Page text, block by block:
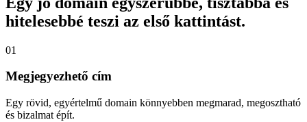
hitelesebbé teszi az első kattintást.
01
Megjegyezhető cím
Egy rövid, egyértelmű domain könnyebben megmarad, megosztható
és bizalmat épít.